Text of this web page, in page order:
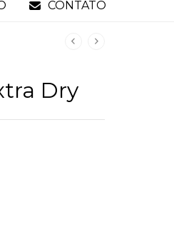
CONTATO
Dry